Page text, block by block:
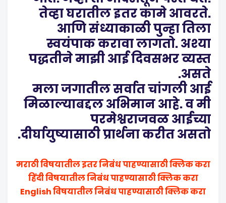
तेव्हा घरातील इतर कामे आवरते.
आणि संध्याकाळी पुन्हा तिला
स्वयंपाक करावा लागतो. अश्या
पद्धतीने माझी आई दिवसभर व्यस्त
असते.
मला जगातील सर्वात चांगली आई
मिळाल्याबद्दल अभिमान आहे. व मी
परमेश्वराजवळ आईच्या
दीर्घायुष्यासाठी प्रार्थना करीत असतो.
मराठी विषयातील इतर निबंध पाहण्यासाठी क्लिक करा
हिंदी विषयातील निबंध पाहण्यासाठी क्लिक करा
English विषयातील निबंध पाहण्यासाठी क्लिक करा